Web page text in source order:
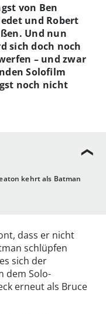
kehrt als Batman
von Ben
und Robert
Und nun
sich doch noch
– und zwar
Solofilm
noch nicht
dass er nicht
schlüpfen
sich der
dem Solo-
erneut als Bruce